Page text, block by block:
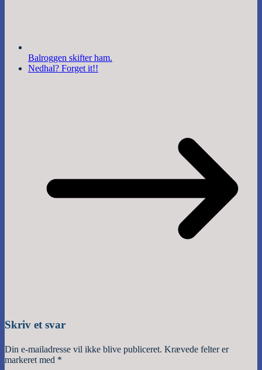
Balroggen skifter ham.
Nedhal? Forget it!!
Skriv et svar
Din e-mailadresse vil ikke blive publiceret. Krævede felter er
markeret med *